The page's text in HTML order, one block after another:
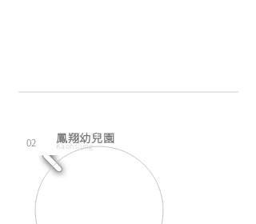
02 Kaohsiung
鳳翔幼兒園